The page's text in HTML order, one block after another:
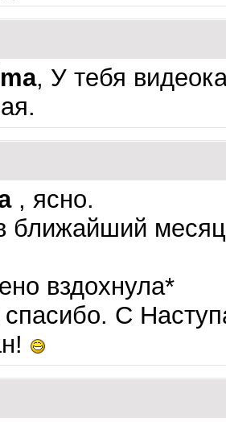
, У тебя
, ясно.
ближайший
вздохнула*
С